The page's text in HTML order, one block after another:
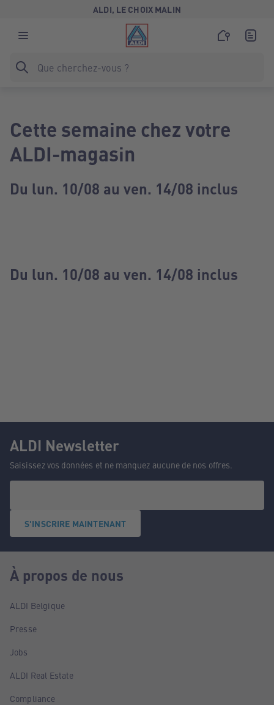
ALDI, LE CHOIX MALIN
Cette semaine chez votre
ALDI-magasin
Du lun. 10/08 au ven. 14/08 inclus
Du lun. 10/08 au ven. 14/08 inclus
ALDI Newsletter
Saisissez vos données et ne manquez aucune de nos offres.
S'INSCRIRE MAINTENANT
À propos de nous
ALDI Belgique
Presse
Jobs
ALDI Real Estate
Compliance